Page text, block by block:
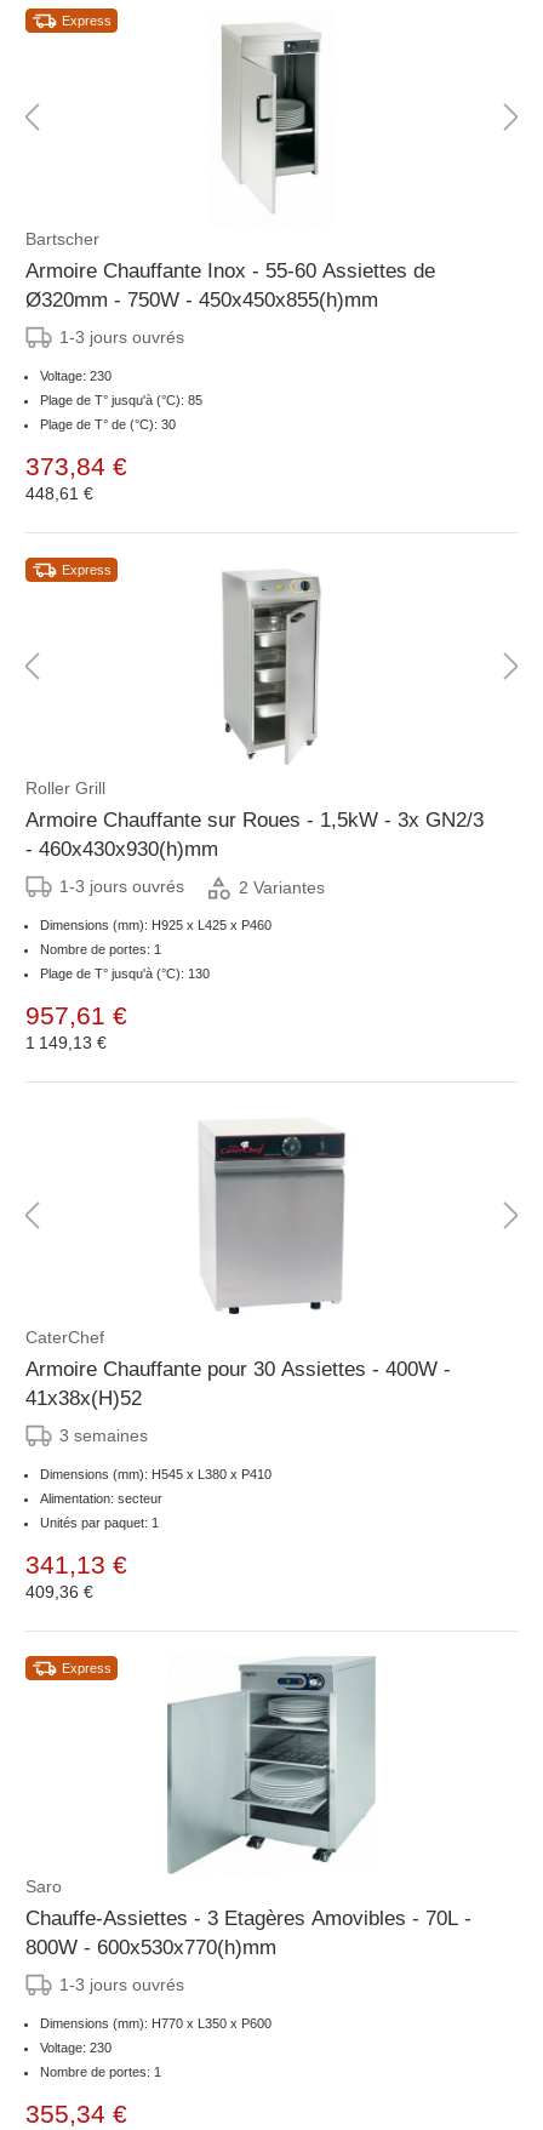
Express
Bartscher
Armoire Chauffante Inox - 55-60 Assiettes de
Ø320mm - 750W - 450x450x855(h)mm
1-3 jours ouvrés
Voltage: 230
Plage de T° jusqu'à (°C): 85
Plage de T° de (°C): 30
373,84 €
448,61 €
Express
Roller Grill
Armoire Chauffante sur Roues - 1,5kW - 3x GN2/3
- 460x430x930(h)mm
1-3 jours ouvrés 2 Variantes
Dimensions (mm): H925 x L425 x P460
Nombre de portes: 1
Plage de T° jusqu'à (°C): 130
957,61 €
1 149,13 €
CaterChef
Armoire Chauffante pour 30 Assiettes - 400W -
41x38x(H)52
3 semaines
Dimensions (mm): H545 x L380 x P410
Alimentation: secteur
Unités par paquet: 1
341,13 €
409,36 €
Express
Saro
Chauffe-Assiettes - 3 Etagères Amovibles - 70L -
800W - 600x530x770(h)mm
1-3 jours ouvrés
Dimensions (mm): H770 x L350 x P600
Voltage: 230
Nombre de portes: 1
355,34 €